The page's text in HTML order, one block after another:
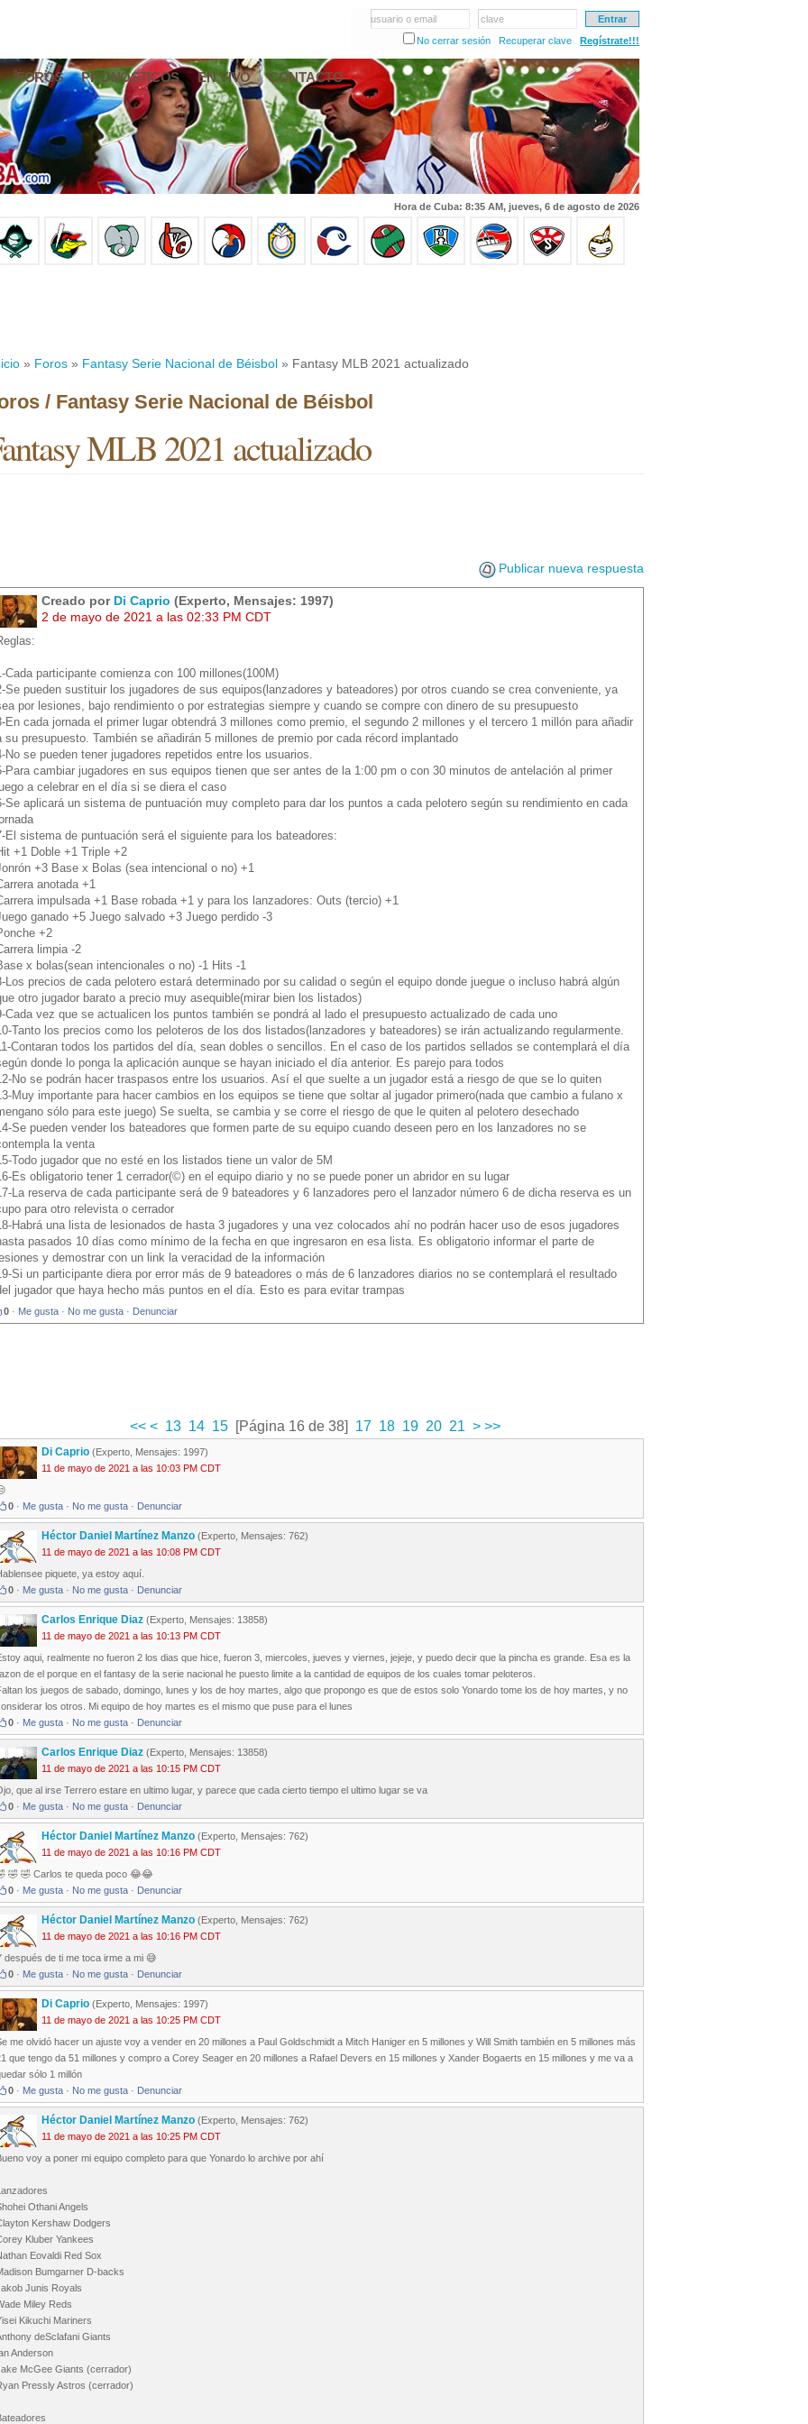
usuario o email
clave
No cerrar sesión
Recuperar clave Regístrate!!!
FOROS PRONÓSTICOS EN VIVO CONTACTO
Hora de Cuba: 8:35 AM, jueves, 6 de agosto de 2026
» Foros » Fantasy Serie Nacional de Béisbol » Fantasy MLB 2021 actualizado
/ Fantasy Serie Nacional de Béisbol
MLB 2021 actualizado
Publicar nueva respuesta
Creado por Di Caprio (Experto, Mensajes: 1997)
2 de mayo de 2021 a las 02:33 PM CDT
Cada participante comienza con 100 millones(100M)
Se pueden sustituir los jugadores de sus equipos(lanzadores y bateadores) por otros cuando se crea conveniente, ya
por lesiones, bajo rendimiento o por estrategias siempre y cuando se compre con dinero de su presupuesto
En cada jornada el primer lugar obtendrá 3 millones como premio, el segundo 2 millones y el tercero 1 millón para añadir
su presupuesto. También se añadirán 5 millones de premio por cada récord implantado
No se pueden tener jugadores repetidos entre los usuarios.
Para cambiar jugadores en sus equipos tienen que ser antes de la 1:00 pm o con 30 minutos de antelación al primer
a celebrar en el día si se diera el caso
Se aplicará un sistema de puntuación muy completo para dar los puntos a cada pelotero según su rendimiento en cada
El sistema de puntuación será el siguiente para los bateadores:
+1 Doble +1 Triple +2
+3 Base x Bolas (sea intencional o no) +1
anotada +1
impulsada +1 Base robada +1 y para los lanzadores: Outs (tercio) +1
ganado +5 Juego salvado +3 Juego perdido -3
+2
limpia -2
x bolas(sean intencionales o no) -1 Hits -1
Los precios de cada pelotero estará determinado por su calidad o según el equipo donde juegue o incluso habrá algún
otro jugador barato a precio muy asequible(mirar bien los listados)
Cada vez que se actualicen los puntos también se pondrá al lado el presupuesto actualizado de cada uno
Tanto los precios como los peloteros de los dos listados(lanzadores y bateadores) se irán actualizando regularmente.
Contaran todos los partidos del día, sean dobles o sencillos. En el caso de los partidos sellados se contemplará el día
donde lo ponga la aplicación aunque se hayan iniciado el día anterior. Es parejo para todos
No se podrán hacer traspasos entre los usuarios. Así el que suelte a un jugador está a riesgo de que se lo quiten
Muy importante para hacer cambios en los equipos se tiene que soltar al jugador primero(nada que cambio a fulano x
sólo para este juego) Se suelta, se cambia y se corre el riesgo de que le quiten al pelotero desechado
Se pueden vender los bateadores que formen parte de su equipo cuando deseen pero en los lanzadores no se
la venta
Todo jugador que no esté en los listados tiene un valor de 5M
Es obligatorio tener 1 cerrador(©) en el equipo diario y no se puede poner un abridor en su lugar
La reserva de cada participante será de 9 bateadores y 6 lanzadores pero el lanzador número 6 de dicha reserva es un
para otro relevista o cerrador
Habrá una lista de lesionados de hasta 3 jugadores y una vez colocados ahí no podrán hacer uso de esos jugadores
pasados 10 días como mínimo de la fecha en que ingresaron en esa lista. Es obligatorio informar el parte de
y demostrar con un link la veracidad de la información
Si un participante diera por error más de 9 bateadores o más de 6 lanzadores diarios no se contemplará el resultado
jugador que haya hecho más puntos en el día. Esto es para evitar trampas
0 · Me gusta · No me gusta · Denunciar
<< < 13 14 15 [Página 16 de 38] 17 18 19 20 21 >>>
Di Caprio (Experto, Mensajes: 1997)
11 de mayo de 2021 a las 10:03 PM CDT
0 · Me gusta · No me gusta · Denunciar
Héctor Daniel Martínez Manzo (Experto, Mensajes: 762)
11 de mayo de 2021 a las 10:08 PM CDT
piquete, ya estoy aquí.
0 · Me gusta · No me gusta · Denunciar
Carlos Enrique Diaz (Experto, Mensajes: 13858)
11 de mayo de 2021 a las 10:13 PM CDT
aqui, realmente no fueron 2 los dias que hice, fueron 3, miercoles, jueves y viernes, jejeje, y puedo decir que la pincha es grande. Esa es la
de el porque en el fantasy de la serie nacional he puesto limite a la cantidad de equipos de los cuales tomar peloteros.
los juegos de sabado, domingo, lunes y los de hoy martes, algo que propongo es que de estos solo Yonardo tome los de hoy martes, y no
los otros. Mi equipo de hoy martes es el mismo que puse para el lunes
0 · Me gusta · No me gusta · Denunciar
Carlos Enrique Diaz (Experto, Mensajes: 13858)
11 de mayo de 2021 a las 10:15 PM CDT
que al irse Terrero estare en ultimo lugar, y parece que cada cierto tiempo el ultimo lugar se va
0 · Me gusta · No me gusta · Denunciar
Héctor Daniel Martínez Manzo (Experto, Mensajes: 762)
11 de mayo de 2021 a las 10:16 PM CDT
🤣 🤣 Carlos te queda poco 😂😂
0 · Me gusta · No me gusta · Denunciar
Héctor Daniel Martínez Manzo (Experto, Mensajes: 762)
11 de mayo de 2021 a las 10:16 PM CDT
después de ti me toca irme a mi 😅
0 · Me gusta · No me gusta · Denunciar
Di Caprio (Experto, Mensajes: 1997)
11 de mayo de 2021 a las 10:25 PM CDT
me olvidó hacer un ajuste voy a vender en 20 millones a Paul Goldschmidt a Mitch Haniger en 5 millones y Will Smith también en 5 millones más
que tengo da 51 millones y compro a Corey Seager en 20 millones a Rafael Devers en 15 millones y Xander Bogaerts en 15 millones y me va a
sólo 1 millón
0 · Me gusta · No me gusta · Denunciar
Héctor Daniel Martínez Manzo (Experto, Mensajes: 762)
11 de mayo de 2021 a las 10:25 PM CDT
voy a poner mi equipo completo para que Yonardo lo archive por ahí
Othani Angels
Kershaw Dodgers
Kluber Yankees
Eovaldi Red Sox
Bumgarner D-backs
Junis Royals
Miley Reds
Kikuchi Mariners
deSclafani Giants
Anderson
McGee Giants (cerrador)
Pressly Astros (cerrador)